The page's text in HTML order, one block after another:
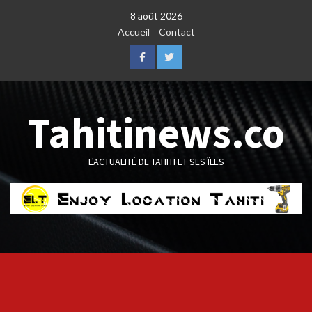
8 août 2026
Accueil
Contact
FacebookTwitter
Tahitinews.co
L'ACTUALITÉ DE TAHITI ET SES ÎLES